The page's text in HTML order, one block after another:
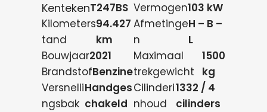
KentekenT247BS
Kilometers
tand
94.427
km
Bouwjaar2021
BrandstofBenzine
Versnelli
ngsbak
Handges
chakeld
Vermogen103 kW
Afmetinge
n
H – B –
L
Maximaal
trekgewicht
1500
kg
Cilinderi
nhoud
1332 / 4
cilinders